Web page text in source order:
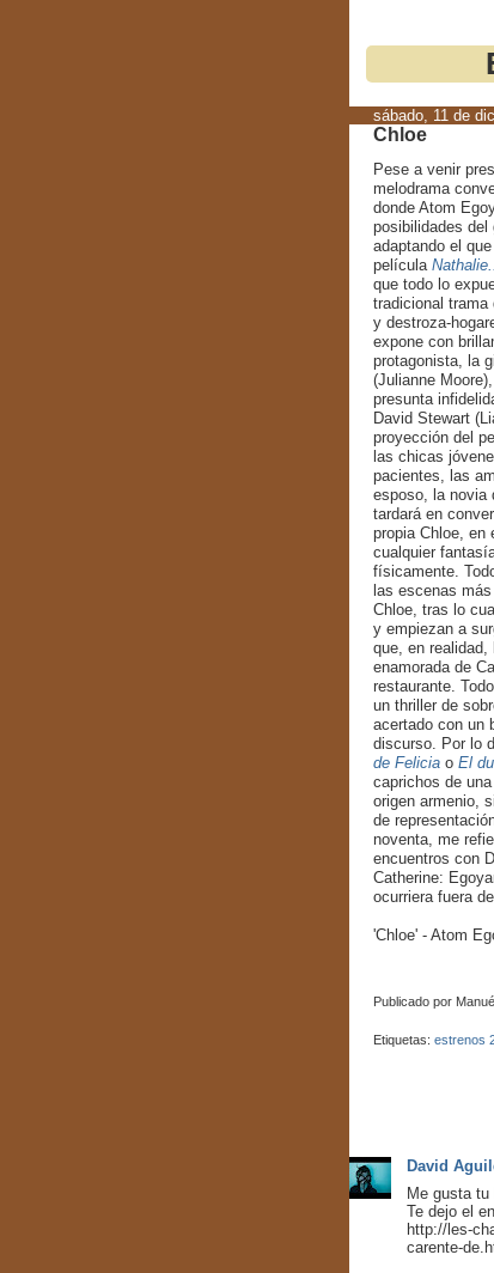
sábado, 11 de
Chloe
Pese a venir
melodrama
donde Atom
posibilidades del
adaptando el
película Nathalie...
que todo lo
tradicional
y destroza-
expone con
protagonista, la
(Julianne
presunta
David Stewart
proyección del
las chicas
pacientes, las
esposo, la novia
tardará en
propia Chloe, en
cualquier
físicamente.
las escenas
Chloe, tras lo
y empiezan a
que, en
enamorada de
restaurante.
un thriller de
acertado con un
discurso. Por lo
de Feliciao El
caprichos de
origen armenio,
de
noventa, me
encuentros con
Catherine:
ocurriera fuera
'Chloe' - Atom
Publicado por Manué
Etiquetas: estrenos
David
Me gusta tu
Te dejo el
http://les-
carente-